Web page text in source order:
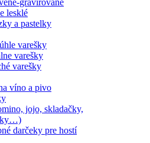
gravírované
lesklé
a pastelky
varešky
varešky
varešky
víno a pivo
jojo, skladačky,
darčeky pre hostí